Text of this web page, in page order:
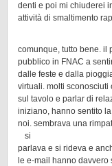
denti e poi mi chiuderei
attività di smaltimento
comunque, tutto bene. il
pubblico in FNAC a
dalle feste e dalla
virtuali. molti sconosciuti
sul tavolo e parlar di
iniziano, hanno sentito
noi. sembrava una
si
parlava e si rideva e
le e-mail hanno davvero